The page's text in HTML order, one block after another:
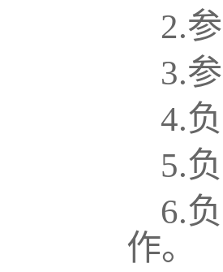
2.
3.
4.
5.
6.
作。